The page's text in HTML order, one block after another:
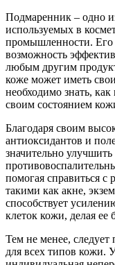
Подмаренник – одно
используемых в
промышленности. Его
возможность
любым другим
коже может иметь
необходимо знать,
своим состоянием
Благодаря своим
антиоксидантов и
значительно
помогая справиться
такими как акне,
способствует
клеток кожи, делая ее
Тем не менее,
для всех типов кожи.